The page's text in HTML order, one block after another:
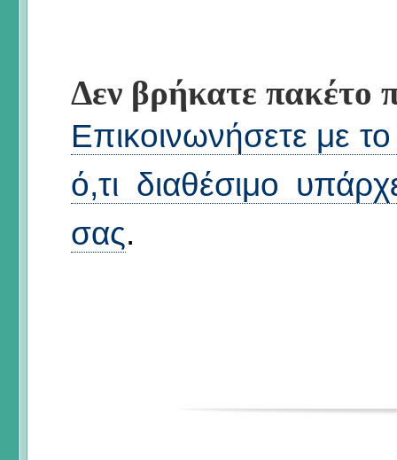
Δεν βρήκατε πακέτο
Επικοινωνήσετε με
ό,τι διαθέσιμο
σας.